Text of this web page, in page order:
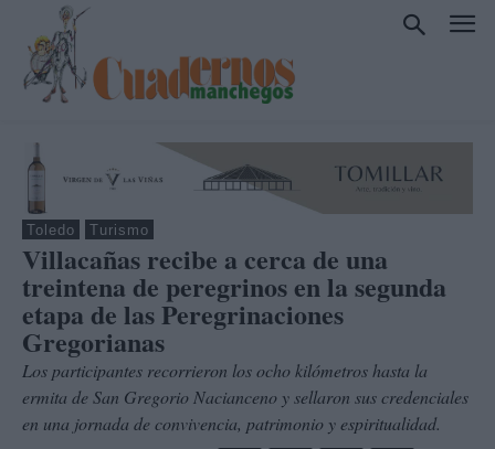
Toledo Turismo
Villacañas recibe a cerca de una
treintena de peregrinos en la segunda
etapa de las Peregrinaciones
Gregorianas
Los participantes recorrieron los ocho kilómetros hasta la
ermita de San Gregorio Nacianceno y sellaron sus credenciales
en una jornada de convivencia, patrimonio y espiritualidad.